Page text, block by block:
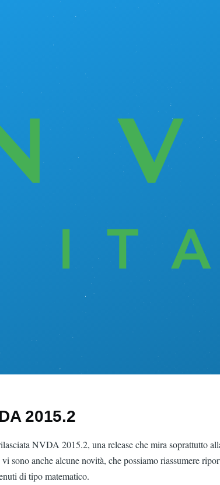
2015.2
NVDA 2015.2, una release che mira soprattutto
sono anche alcune novità, che possiamo riassumere
di tipo matematico.